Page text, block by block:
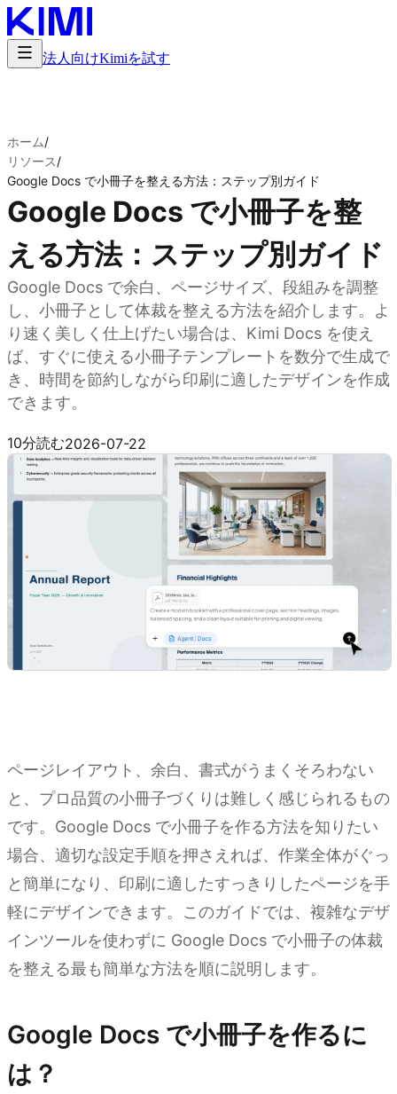
法人向けKimiを試す
ホーム/
リソース/
Google Docs で小冊子を整える方法：ステップ別ガイド
Google Docs で小冊子を整
える方法：ステップ別ガイド
Google Docs で余白、ページサイズ、段組みを調整
し、小冊子として体裁を整える方法を紹介します。よ
り速く美しく仕上げたい場合は、Kimi Docs を使え
ば、すぐに使える小冊子テンプレートを数分で生成で
き、時間を節約しながら印刷に適したデザインを作成
できます。
10分読む2026-07-22
ページレイアウト、余白、書式がうまくそろわない
と、プロ品質の小冊子づくりは難しく感じられるもの
です。Google Docs で小冊子を作る方法を知りたい
場合、適切な設定手順を押さえれば、作業全体がぐっ
と簡単になり、印刷に適したすっきりしたページを手
軽にデザインできます。このガイドでは、複雑なデザ
インツールを使わずに Google Docs で小冊子の体裁
を整える最も簡単な方法を順に説明します。
Google Docs で小冊子を作るに
は？